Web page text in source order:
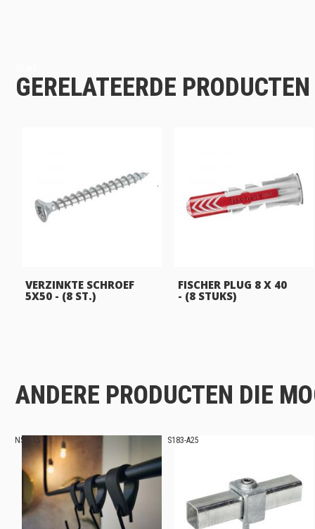
GERELATEERDE PRODUCTEN
VERZINKTE SCHROEF
5X50 - (8 ST.)
FISCHER PLUG 8 X 40
- (8 STUKS)
ANDERE PRODUCTEN DIE
NSH-15 S183-A25